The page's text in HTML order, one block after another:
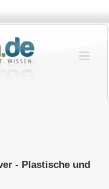
- Plastische und